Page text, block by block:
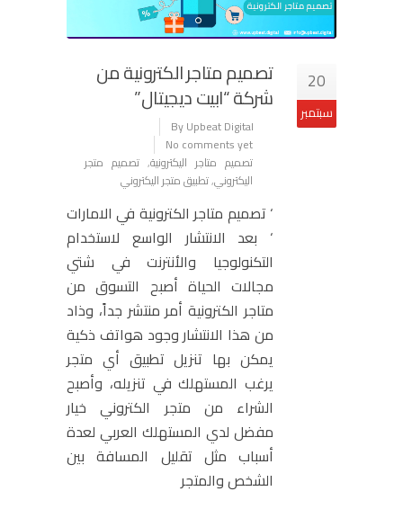
20
سبتمبر
تصميم متاجر الكترونية من
شركة “ابيت ديجيتال”
By Upbeat Digital
No comments yet
تصميم متاجر اليكترونية, تصميم متجر
اليكتروني,تطبيق متجر اليكتروني
‘ تصميم متاجر الكترونية في الامارات
‘ بعد الانتشار الواسع لاستخدام
التكنولوجيا والأنترنت في شتي
مجالات الحياة أصبح التسوق من
متاجر الكترونية أمر منتشر جداً، وذاد
من هذا الانتشار وجود هواتف ذكية
يمكن بها تنزيل تطبيق أي متجر
يرغب المستهلك في تنزيله، وأصبح
الشراء من متجر الكتروني خيار
مفضل لدي المستهلك العربي لعدة
أسباب مثل تقليل المسافة بين
الشخص والمتجر